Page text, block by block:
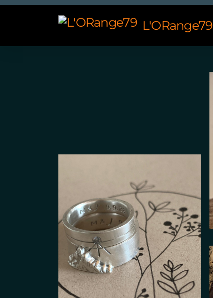
L'ORange79